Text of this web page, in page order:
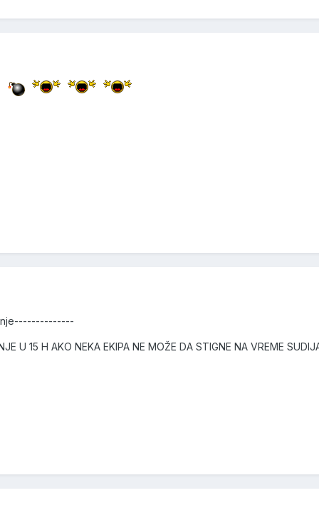
U 15 H AKO NEKA EKIPA NE MOŽE DA STIGNE NA VREME